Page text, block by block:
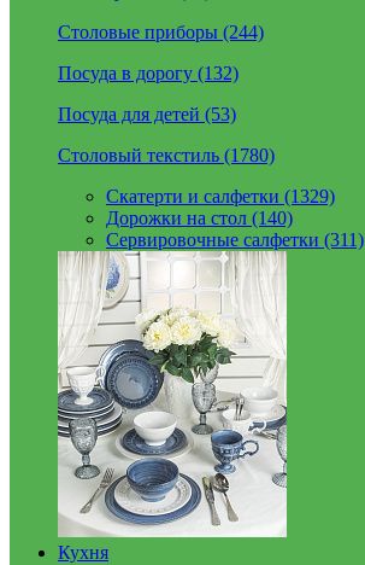
Столовые приборы (244)
Посуда в дорогу (132)
Посуда для детей (53)
Столовый текстиль (1780)
Скатерти и салфетки (1329)
Дорожки на стол (140)
Сервировочные салфетки (311)
Кухня